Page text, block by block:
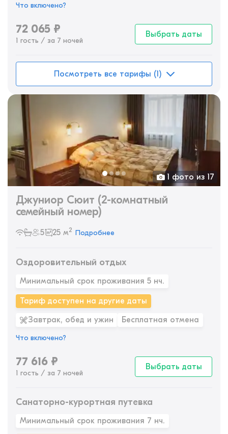
Что включено?
72 065 ₽
1 гость / за 7 ночей
Выбрать даты
Посмотреть все тарифы (1)
1 фото из 17
Джуниор Сюит (2-комнатный
семейный номер)
5 25 м2 Подробнее
Оздоровительный отдых
Минимальный срок проживания 5 нч.
Тариф доступен на другие даты
Завтрак, обед и ужин Бесплатная отмена
Что включено?
77 616 ₽
1 гость / за 7 ночей
Выбрать даты
Санаторно-курортная путевка
Минимальный срок проживания 7 нч.